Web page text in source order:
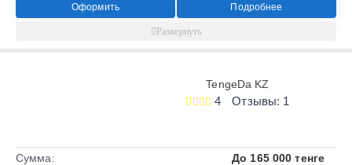
Оформить Подробнее
TengeDa KZ
4 Отзывы: 1
Сумма:
До 165 000 тенге